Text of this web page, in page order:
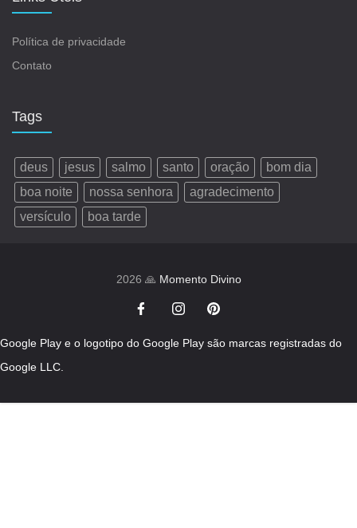
Política de privacidade
Contato
Tags
deus jesus salmo santo oração
bom dia
boa noite
nossa senhora
agradecimento
versículo
boa tarde
2026 🙏 Momento Divino
Google Play e o logotipo do Google Play são marcas registradas do
Google LLC.